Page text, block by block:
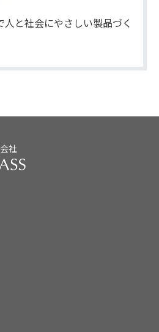
人と社会にやさしい製品づく
社